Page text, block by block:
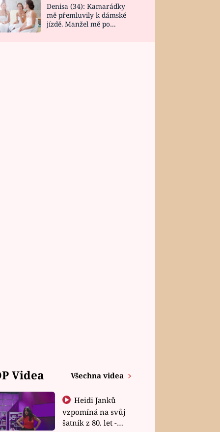
Denisa (34): Kamarádky
mě přemluvily k dámské
jízdě. Manžel mě po
Videa Všechna videa
Heidi Janků
vzpomíná na svůj
šatník z 80. let -